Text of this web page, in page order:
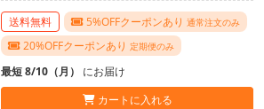
送料無料 5%OFFクーポンあり 通常注文のみ
20%OFFクーポンあり 定期便のみ
最短 8/10（月） にお届け
カートに入れる